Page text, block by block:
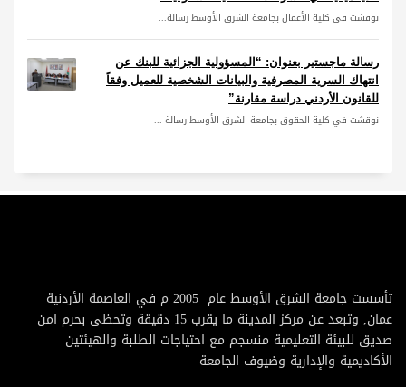
نوقشت في كلية الأعمال بجامعة الشرق الأوسط رسالة...
رسالة ماجستير بعنوان: “المسؤولية الجزائية للبنك عن
انتهاك السرية المصرفية والبيانات الشخصية للعميل وفقاً
للقانون الأردني دراسة مقارنة”
نوقشت في كلية الحقوق بجامعة الشرق الأوسط رسالة ...
تأسست جامعة الشرق الأوسط عام 2005 م في العاصمة الأردنية
عمان, وتبعد عن مركز المدينة ما يقرب 15 دقيقة وتحظى بحرم امن
صديق للبيئة التعليمية منسجم مع احتياجات الطلبة والهيئتين
الأكاديمية والإدارية وضيوف الجامعة